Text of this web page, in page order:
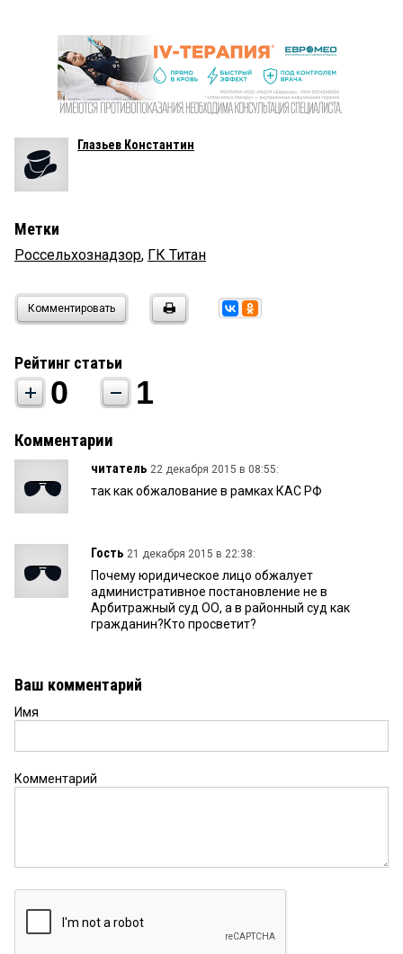
Глазьев Константин
Метки
Россельхознадзор, ГК Титан
Комментировать
Рейтинг статьи
0 1
Комментарии
читатель 22 декабря 2015 в 08:55:
так как обжалование в рамках КАС РФ
Гость 21 декабря 2015 в 22:38:
Почему юридическое лицо обжалует
административное постановление не в
Арбитражный суд ОО, а в районный суд как
гражданин?Кто просветит?
Ваш комментарий
Имя
Комментарий